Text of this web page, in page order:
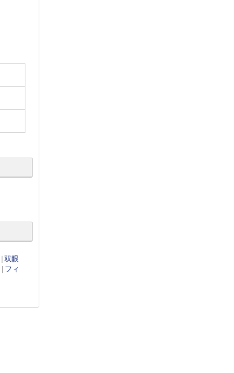
|双眼
フィ